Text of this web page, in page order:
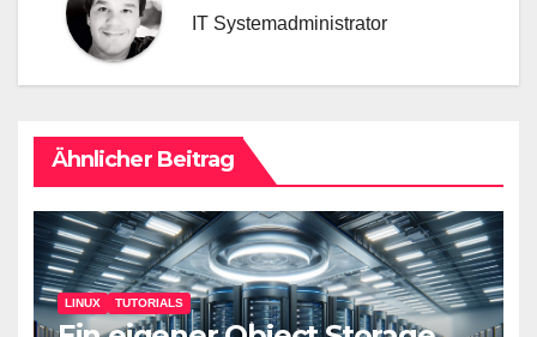
IT Systemadministrator
Ähnlicher Beitrag
LINUX TUTORIALS